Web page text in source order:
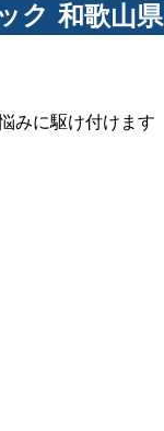
和歌山